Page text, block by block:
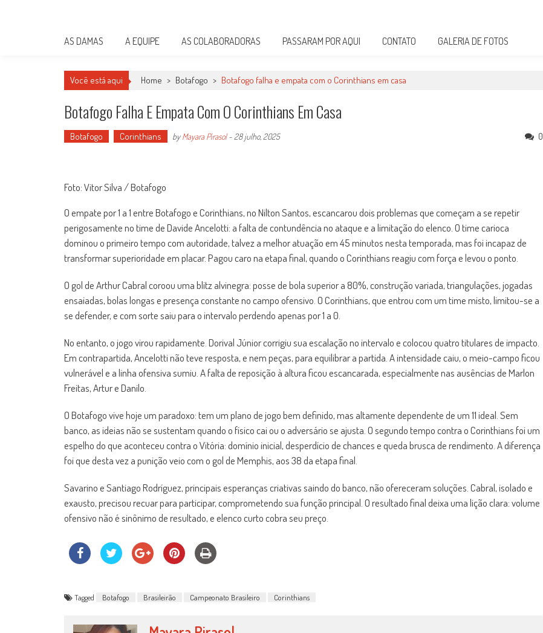
AS DAMAS A EQUIPE AS COLABORADORAS PASSARAM POR AQUI CONTATO GALERIA DE FOTOS
Você está aqui Home > Botafogo > Botafogo falha e empata com o Corinthians em casa
Botafogo Falha E Empata Com O Corinthians Em Casa
Botafogo Corinthians byMayara Pirasol- 28 julho, 2025 0
Foto: Vitor Silva / Botafogo
O empate por 1 a 1 entre Botafogo e Corinthians, no Nilton Santos, escancarou dois problemas que começam a se repetir
perigosamente no time de Davide Ancelotti: a falta de contundência no ataque e a limitação do elenco. O time carioca
dominou o primeiro tempo com autoridade, talvez a melhor atuação em 45 minutos nesta temporada, mas foi incapaz de
transformar superioridade em placar. Pagou caro na etapa final, quando o Corinthians reagiu com força e levou o ponto.
O gol de Arthur Cabral coroou uma blitz alvinegra: posse de bola superior a 80%, construção variada, triangulações, jogadas
ensaiadas, bolas longas e presença constante no campo ofensivo. O Corinthians, que entrou com um time misto, limitou-se a
se defender, e com sorte saiu para o intervalo perdendo apenas por 1 a 0.
No entanto, o jogo virou rapidamente. Dorival Júnior corrigiu sua escalação no intervalo e colocou quatro titulares de impacto.
Em contrapartida, Ancelotti não teve resposta, e nem peças, para equilibrar a partida. A intensidade caiu, o meio-campo ficou
vulnerável e a linha ofensiva sumiu. A falta de reposição à altura ficou escancarada, especialmente nas ausências de Marlon
Freitas, Artur e Danilo.
O Botafogo vive hoje um paradoxo: tem um plano de jogo bem definido, mas altamente dependente de um 11 ideal. Sem
banco, as ideias não se sustentam quando o físico cai ou o adversário se ajusta. O segundo tempo contra o Corinthians foi um
espelho do que aconteceu contra o Vitória: domínio inicial, desperdício de chances e queda brusca de rendimento. A diferença
foi que desta vez a punição veio com o gol de Memphis, aos 38 da etapa final.
Savarino e Santiago Rodríguez, principais esperanças criativas saindo do banco, não ofereceram soluções. Cabral, isolado e
exausto, precisou recuar para participar, comprometendo sua função principal. O resultado final deixa uma lição clara: volume
ofensivo não é sinônimo de resultado, e elenco curto cobra seu preço.
Tagged Botafogo Brasileirão Campeonato Brasileiro Corinthians